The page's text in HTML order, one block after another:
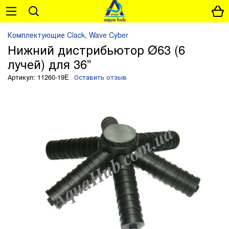
Комплектующие Clack, Wave Cyber
Нижний дистрибьютор Ø63 (6
лучей) для 36”
Артикул: 11260-19E Оставить отзыв